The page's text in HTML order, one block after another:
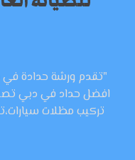
"تقدم ورشة حدادة في
افضل حداد في دبي
تركيب مظلات